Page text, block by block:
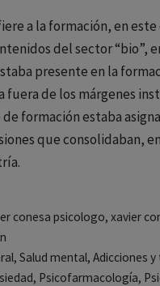
a la formación, en
del sector
presente en la
fuera de los márgenes
formación estaba
que consolidaban,
conesa psicologo, xavier
Salud mental,
Psicofarmacología,